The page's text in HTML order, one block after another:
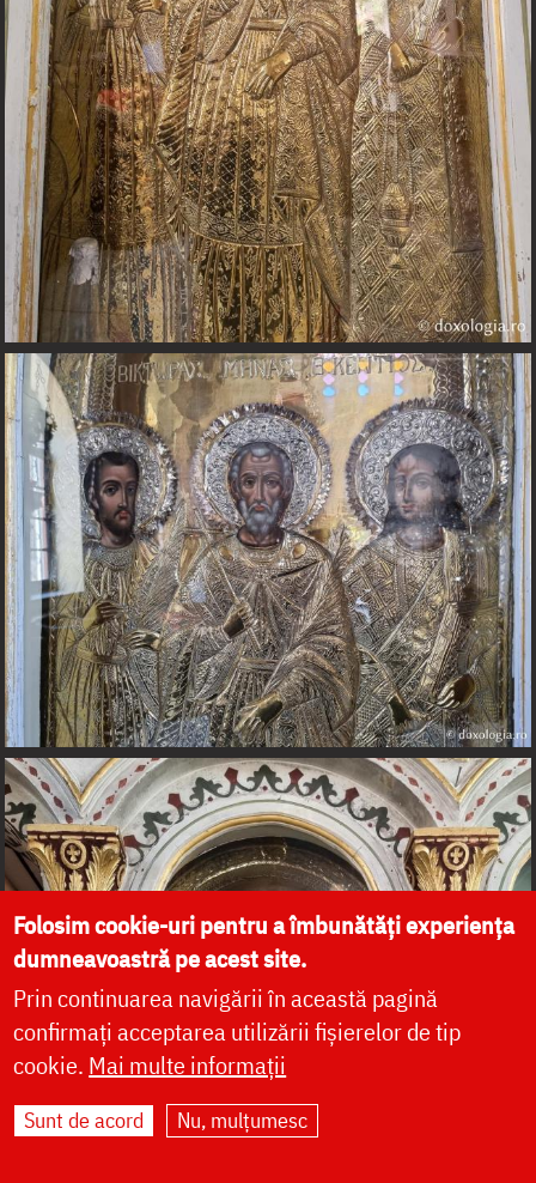
Folosim cookie-uri pentru a îmbunătăți experiența
dumneavoastră pe acest site.
Prin continuarea navigării în această pagină
confirmați acceptarea utilizării fișierelor de tip
cookie. Mai multe informații
Sunt de acord Nu, mulțumesc